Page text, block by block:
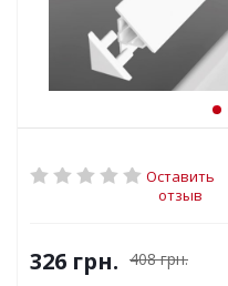
Оставить
отзыв
326 грн. 408грн.